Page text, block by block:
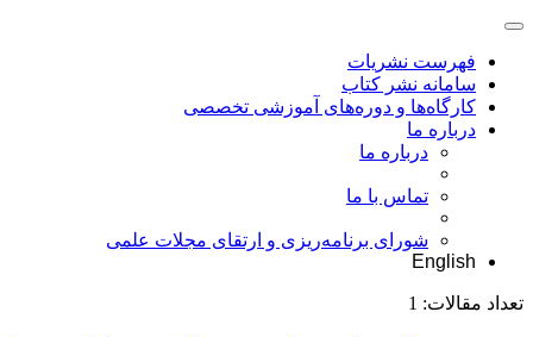
فهرست نشریات
سامانه نشر کتاب
کارگاه‌ها و دوره‌های آموزشی تخصصی
درباره ما
درباره ما
تماس با ما
شورای برنامه‌ریزی و ارتقای مجلات علمی
English
تعداد مقالات: 1